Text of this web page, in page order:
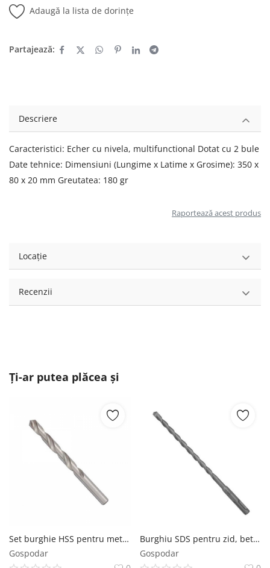
Adaugă la lista de dorințe
Partajează:
Descriere
Caracteristici: Echer cu nivela, multifunctional Dotat cu 2 bule
Date tehnice: Dimensiuni (Lungime x Latime x Grosime): 350 x
80 x 20 mm Greutatea: 180 gr
Raportează acest produs
Locație
Recenzii
Ți-ar putea plăcea și
Set burghie HSS pentru metal Troy 31010, O 1 mm, 10 bucati
Gospodar
Burghiu SDS pentru zid, beton armat Wert 3200, O6x110 mm
Gospodar